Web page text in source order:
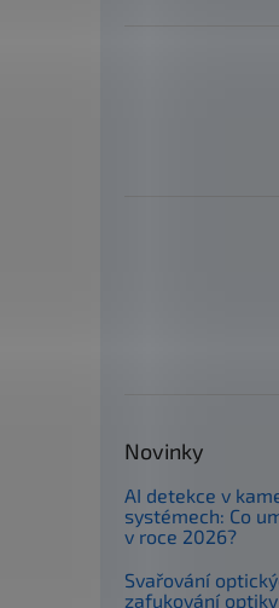
Novinky
AI detekce v
systémech: Co
v roce 2026?
Svařování
zafukování